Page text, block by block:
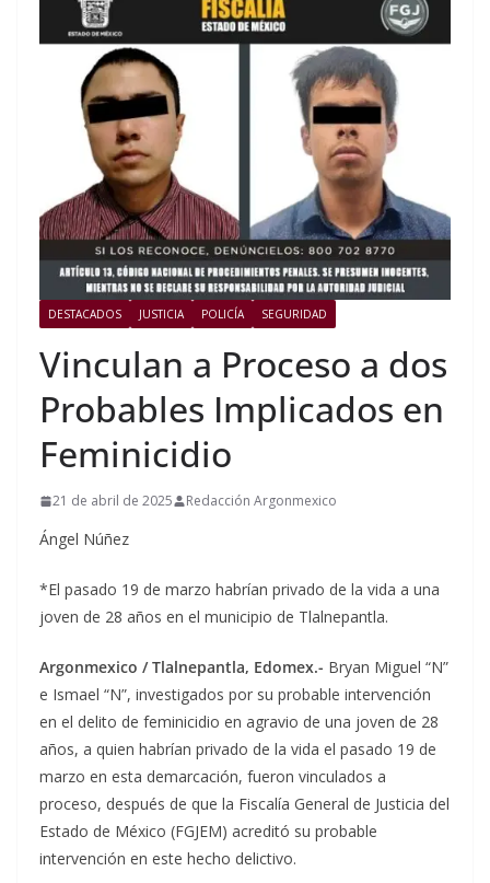
DESTACADOS JUSTICIA POLICÍA SEGURIDAD
Vinculan a Proceso a dos
Probables Implicados en
Feminicidio
21 de abril de 2025 Redacción Argonmexico
Ángel Núñez
*El pasado 19 de marzo habrían privado de la vida a una
joven de 28 años en el municipio de Tlalnepantla.
Argonmexico / Tlalnepantla, Edomex.- Bryan Miguel “N”
e Ismael “N”, investigados por su probable intervención
en el delito de feminicidio en agravio de una joven de 28
años, a quien habrían privado de la vida el pasado 19 de
marzo en esta demarcación, fueron vinculados a
proceso, después de que la Fiscalía General de Justicia del
Estado de México (FGJEM) acreditó su probable
intervención en este hecho delictivo.